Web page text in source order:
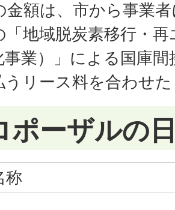
金額は、市から事業
「地域脱炭素移行・
事業）」による国庫
うリース料を合わせ
ポーザルの
称